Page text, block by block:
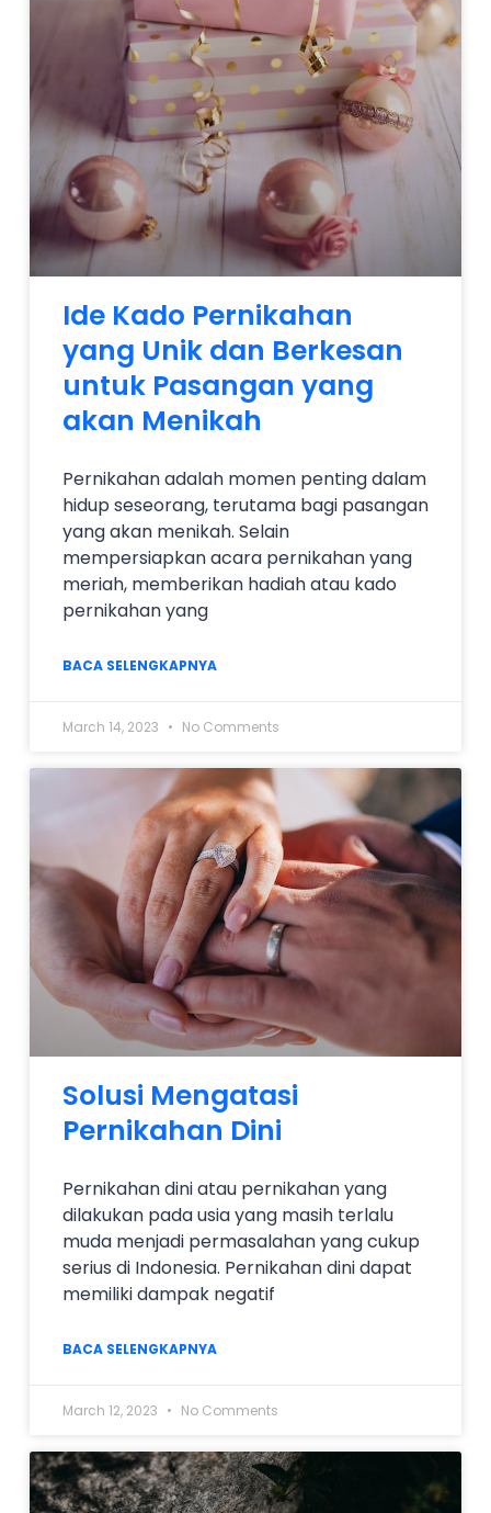
Ide Kado Pernikahan
yang Unik dan Berkesan
untuk Pasangan yang
akan Menikah
Pernikahan adalah momen penting dalam
hidup seseorang, terutama bagi pasangan
yang akan menikah. Selain
mempersiapkan acara pernikahan yang
meriah, memberikan hadiah atau kado
pernikahan yang
BACA SELENGKAPNYA
March 14, 2023 No Comments
Solusi Mengatasi
Pernikahan Dini
Pernikahan dini atau pernikahan yang
dilakukan pada usia yang masih terlalu
muda menjadi permasalahan yang cukup
serius di Indonesia. Pernikahan dini dapat
memiliki dampak negatif
BACA SELENGKAPNYA
March 12, 2023 No Comments